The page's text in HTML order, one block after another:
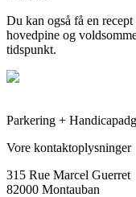
Du kan også få en
hovedpine og
tidspunkt.
Parkering +
Vore kontaktoplysninger
315 Rue Marcel Guerret
82000 Montauban